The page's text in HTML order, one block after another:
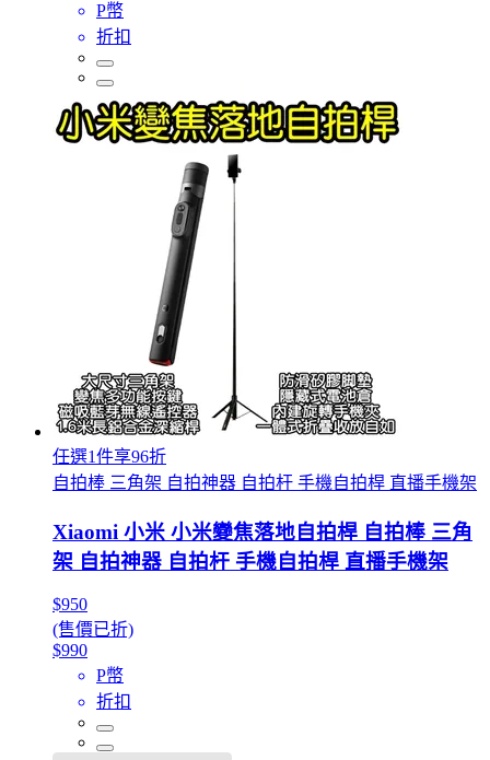
P幣
折扣
任選1件享96折
自拍棒 三角架 自拍神器 自拍杆 手機自拍桿 直播手機架
Xiaomi 小米 小米變焦落地自拍桿 自拍棒 三角
架 自拍神器 自拍杆 手機自拍桿 直播手機架
$950
(售價已折)
$990
P幣
折扣